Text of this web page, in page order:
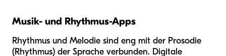
Musik- und Rhythmus-Apps
Rhythmus und Melodie sind eng mit der Prosodie
(Rhythmus) der Sprache verbunden. Digitale